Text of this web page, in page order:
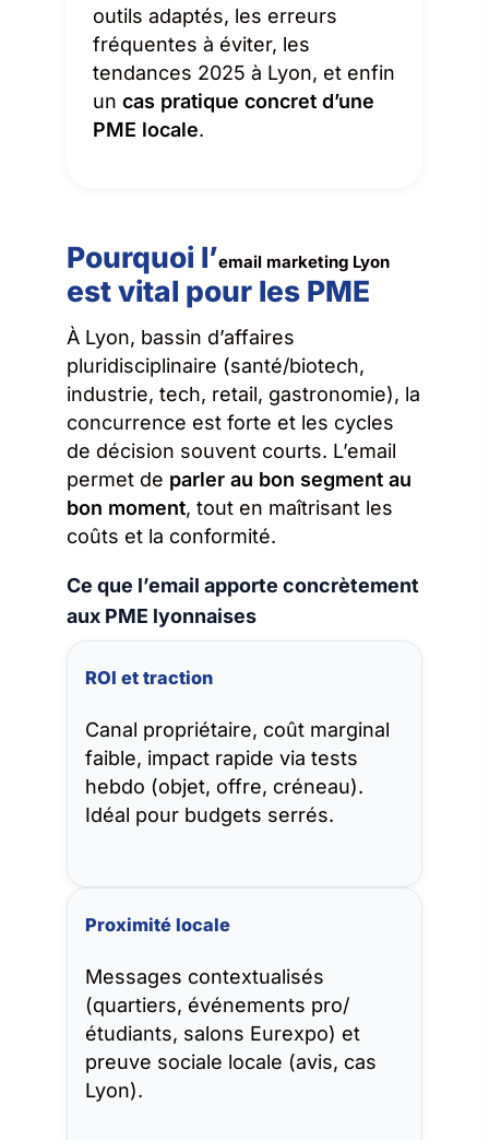
outils adaptés, les erreurs
fréquentes à éviter, les
tendances 2025 à Lyon, et enfin
un cas pratique concret d’une
PME locale.
Pourquoi l’email marketing Lyon
est vital pour les PME
À Lyon, bassin d’affaires
pluridisciplinaire (santé/biotech,
industrie, tech, retail, gastronomie), la
concurrence est forte et les cycles
de décision souvent courts. L’email
permet de parler au bon segment au
bon moment, tout en maîtrisant les
coûts et la conformité.
Ce que l’email apporte concrètement
aux PME lyonnaises
ROI et traction
Canal propriétaire, coût marginal
faible, impact rapide via tests
hebdo (objet, offre, créneau).
Idéal pour budgets serrés.
Proximité locale
Messages contextualisés
(quartiers, événements pro/
étudiants, salons Eurexpo) et
preuve sociale locale (avis, cas
Lyon).